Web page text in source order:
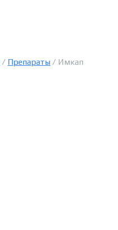
/ Препараты / Имкап